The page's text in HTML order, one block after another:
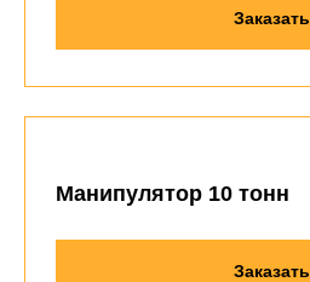
Заказать
Манипулятор 10 тонн
Заказать